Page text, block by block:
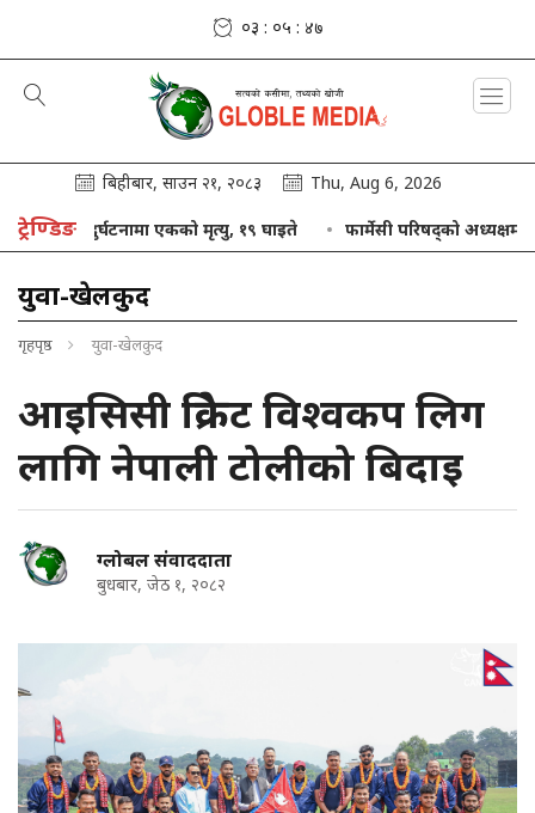
०३ : ०५ : ४८
बिहीबार, साउन २१, २०८३ Thu, Aug 6, 2026
ट्रेण्डिङ
बस दुर्घटनामा एकको मृत्यु, १९ घाइते फार्मेसी परिषद्को अध्यक्षमा आलम
युवा-खेलकुद
गृहपृष्ठ युवा-खेलकुद
आइसिसी क्रिकेट विश्वकप लिग
लागि नेपाली टोलीको बिदाइ
ग्लोबल संवाददाता
बुधबार, जेठ १, २०८२